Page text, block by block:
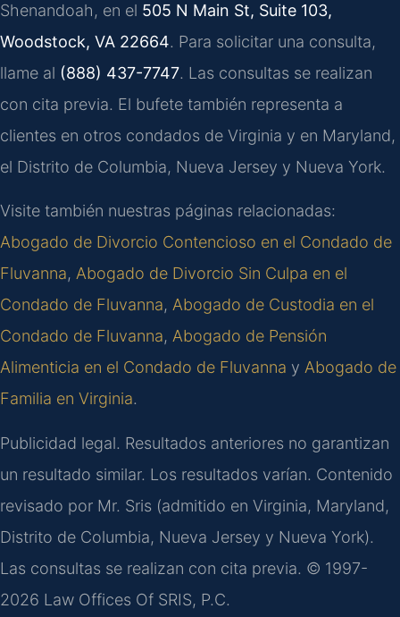
Shenandoah, en el 505 N Main St, Suite 103,
Woodstock, VA 22664. Para solicitar una consulta,
llame al (888) 437-7747. Las consultas se realizan
con cita previa. El bufete también representa a
clientes en otros condados de Virginia y en Maryland,
el Distrito de Columbia, Nueva Jersey y Nueva York.
Visite también nuestras páginas relacionadas:
Abogado de Divorcio Contencioso en el Condado de
Fluvanna, Abogado de Divorcio Sin Culpa en el
Condado de Fluvanna, Abogado de Custodia en el
Condado de Fluvanna, Abogado de Pensión
Alimenticia en el Condado de Fluvanna y Abogado de
Familia en Virginia.
Publicidad legal. Resultados anteriores no garantizan
un resultado similar. Los resultados varían. Contenido
revisado por Mr. Sris (admitido en Virginia, Maryland,
Distrito de Columbia, Nueva Jersey y Nueva York).
Las consultas se realizan con cita previa. © 1997-
2026 Law Offices Of SRIS, P.C.